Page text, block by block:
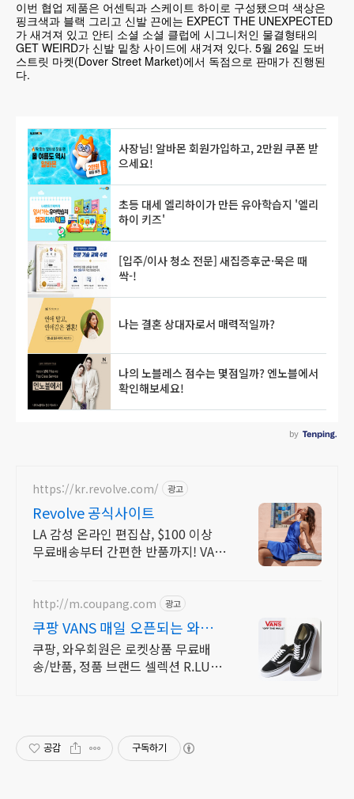
이번 협업 제품은 어센틱과 스케이트 하이로 구성됐으며 색상은
핑크색과 블랙 그리고 신발 끈에는 EXPECT THE UNEXPECTED
가 새겨져 있고 안티 소셜 소셜 클럽에 시그니처인 물결형태의
GET WEIRD가 신발 밑창 사이드에 새겨져 있다. 5월 26일 도버
스트릿 마켓(Dover Street Market)에서 독점으로 판매가 진행된
다.
https://kr.revolve.com/ 광고
Revolve 공식사이트
LA 감성 온라인 편집샵, $100 이상
무료배송부터 간편한 반품까지! VAN
http://m.coupang.com 광고
쿠팡 VANS 매일 오픈되는 와우회
원 특가
쿠팡, 와우회원은 로켓상품 무료배
송/반품, 정품 브랜드 셀렉션 R.LUX
공감 구독하기